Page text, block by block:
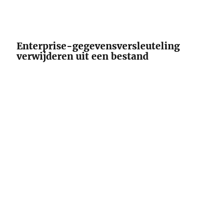
Enterprise-gegevensversleuteling
verwijderen uit een bestand